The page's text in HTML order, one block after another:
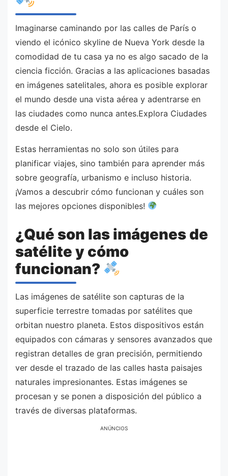
Imaginarse caminando por las calles de París o
viendo el icónico skyline de Nueva York desde la
comodidad de tu casa ya no es algo sacado de la
ciencia ficción. Gracias a las aplicaciones basadas
en imágenes satelitales, ahora es posible explorar
el mundo desde una vista aérea y adentrarse en
las ciudades como nunca antes.Explora Ciudades
desde el Cielo.
Estas herramientas no solo son útiles para
planificar viajes, sino también para aprender más
sobre geografía, urbanismo e incluso historia.
¡Vamos a descubrir cómo funcionan y cuáles son
las mejores opciones disponibles!
¿Qué son las imágenes de
satélite y cómo
funcionan?
Las imágenes de satélite son capturas de la
superficie terrestre tomadas por satélites que
orbitan nuestro planeta. Estos dispositivos están
equipados con cámaras y sensores avanzados que
registran detalles de gran precisión, permitiendo
ver desde el trazado de las calles hasta paisajes
naturales impresionantes. Estas imágenes se
procesan y se ponen a disposición del público a
través de diversas plataformas.
ANÚNCIOS